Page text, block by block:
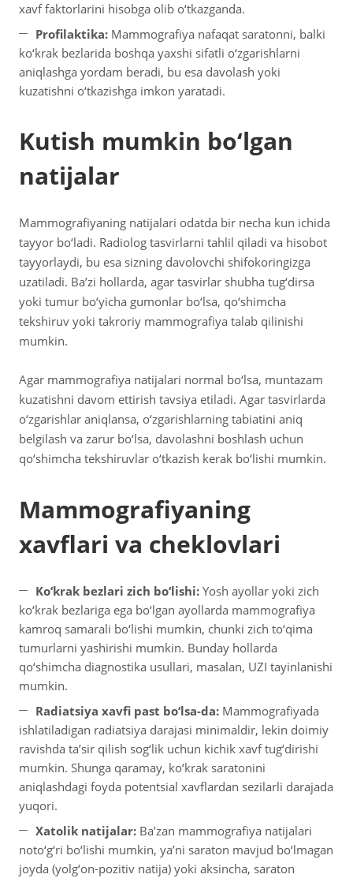
xavf faktorlarini hisobga olib o‘tkazganda.
Profilaktika: Mammografiya nafaqat saratonni, balki
ko‘krak bezlarida boshqa yaxshi sifatli o‘zgarishlarni
aniqlashga yordam beradi, bu esa davolash yoki
kuzatishni o‘tkazishga imkon yaratadi.
Kutish mumkin bo‘lgan
natijalar
Mammografiyaning natijalari odatda bir necha kun ichida
tayyor bo‘ladi. Radiolog tasvirlarni tahlil qiladi va hisobot
tayyorlaydi, bu esa sizning davolovchi shifokoringizga
uzatiladi. Ba’zi hollarda, agar tasvirlar shubha tug‘dirsa
yoki tumur bo‘yicha gumonlar bo‘lsa, qo‘shimcha
tekshiruv yoki takroriy mammografiya talab qilinishi
mumkin.
Agar mammografiya natijalari normal bo‘lsa, muntazam
kuzatishni davom ettirish tavsiya etiladi. Agar tasvirlarda
o‘zgarishlar aniqlansa, o‘zgarishlarning tabiatini aniq
belgilash va zarur bo‘lsa, davolashni boshlash uchun
qo‘shimcha tekshiruvlar o‘tkazish kerak bo‘lishi mumkin.
Mammografiyaning
xavflari va cheklovlari
Ko‘krak bezlari zich bo‘lishi: Yosh ayollar yoki zich
ko‘krak bezlariga ega bo‘lgan ayollarda mammografiya
kamroq samarali bo‘lishi mumkin, chunki zich to‘qima
tumurlarni yashirishi mumkin. Bunday hollarda
qo‘shimcha diagnostika usullari, masalan, UZI tayinlanishi
mumkin.
Radiatsiya xavfi past bo‘lsa-da: Mammografiyada
ishlatiladigan radiatsiya darajasi minimaldir, lekin doimiy
ravishda ta’sir qilish sog‘lik uchun kichik xavf tug‘dirishi
mumkin. Shunga qaramay, ko‘krak saratonini
aniqlashdagi foyda potentsial xavflardan sezilarli darajada
yuqori.
Xatolik natijalar: Ba’zan mammografiya natijalari
noto‘g‘ri bo‘lishi mumkin, ya’ni saraton mavjud bo‘lmagan
joyda (yolg‘on-pozitiv natija) yoki aksincha, saraton